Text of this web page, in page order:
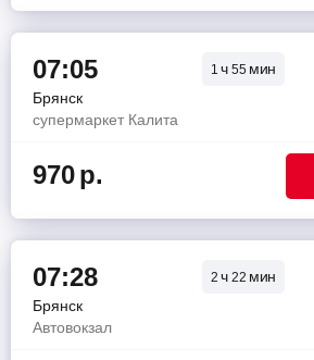
07:05 1ч 55 мин
Брянск
супермаркет Калита
970р.
07:28 2ч 22 мин
Брянск
Автовокзал